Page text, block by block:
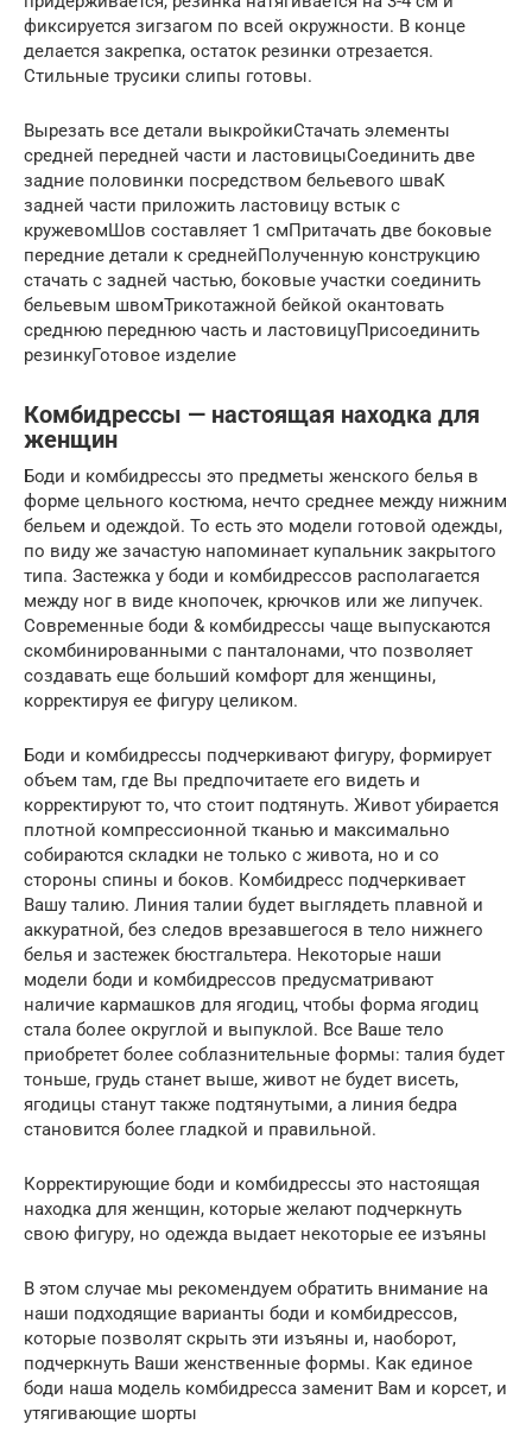
фиксируется зигзагом по всей окружности. В конце
делается закрепка, остаток резинки отрезается.
Стильные трусики слипы готовы.
Вырезать все детали выкройкиСтачать элементы
средней передней части и ластовицыСоединить две
задние половинки посредством бельевого шваК
задней части приложить ластовицу встык с
кружевомШов составляет 1 смПритачать две боковые
передние детали к среднейПолученную конструкцию
стачать с задней частью, боковые участки соединить
бельевым швомТрикотажной бейкой окантовать
среднюю переднюю часть и ластовицуПрисоединить
резинкуГотовое изделие
Комбидрессы — настоящая находка для
женщин
Боди и комбидрессы это предметы женского белья в
форме цельного костюма, нечто среднее между нижним
бельем и одеждой. То есть это модели готовой одежды,
по виду же зачастую напоминает купальник закрытого
типа. Застежка у боди и комбидрессов располагается
между ног в виде кнопочек, крючков или же липучек.
Современные боди & комбидрессы чаще выпускаются
скомбинированными с панталонами, что позволяет
создавать еще больший комфорт для женщины,
корректируя ее фигуру целиком.
Боди и комбидрессы подчеркивают фигуру, формирует
объем там, где Вы предпочитаете его видеть и
корректируют то, что стоит подтянуть. Живот убирается
плотной компрессионной тканью и максимально
собираются складки не только с живота, но и со
стороны спины и боков. Комбидресс подчеркивает
Вашу талию. Линия талии будет выглядеть плавной и
аккуратной, без следов врезавшегося в тело нижнего
белья и застежек бюстгальтера. Некоторые наши
модели боди и комбидрессов предусматривают
наличие кармашков для ягодиц, чтобы форма ягодиц
стала более округлой и выпуклой. Все Ваше тело
приобретет более соблазнительные формы: талия будет
тоньше, грудь станет выше, живот не будет висеть,
ягодицы станут также подтянутыми, а линия бедра
становится более гладкой и правильной.
Корректирующие боди и комбидрессы это настоящая
находка для женщин, которые желают подчеркнуть
свою фигуру, но одежда выдает некоторые ее изъяны
В этом случае мы рекомендуем обратить внимание на
наши подходящие варианты боди и комбидрессов,
которые позволят скрыть эти изъяны и, наоборот,
подчеркнуть Ваши женственные формы. Как единое
боди наша модель комбидресса заменит Вам и корсет, и
утягивающие шорты